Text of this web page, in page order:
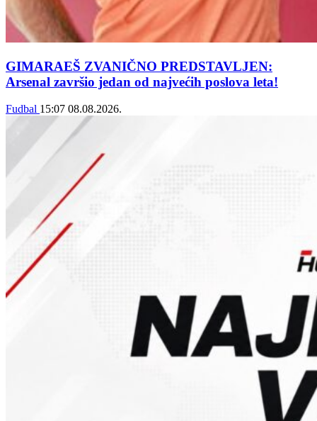
GIMARAEŠ ZVANIČNO PREDSTAVLJEN:
Arsenal završio jedan od najvećih poslova leta!
Fudbal 15:07 08.08.2026.